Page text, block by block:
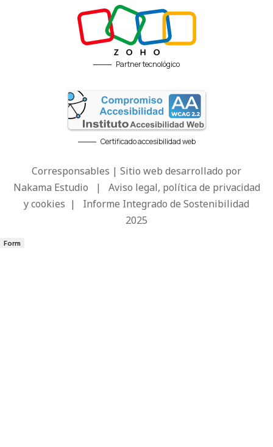
Partner tecnológico
Certificado accesibilidad web
Corresponsables | Sitio web desarrollado por
Nakama Estudio | Aviso legal, política de privacidad
y cookies | Informe Integrado de Sostenibilidad
2025
Form